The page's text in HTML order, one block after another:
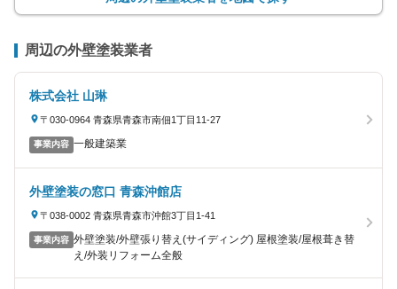
周辺の外壁塗装業者
株式会社 山琳
〒030-0964 青森県青森市南佃1丁目11-27
事業内容 一般建築業
外壁塗装の窓口 青森沖館店
〒038-0002 青森県青森市沖館3丁目1-41
事業内容 外壁塗装/外壁張り替え(サイディング) 屋根塗装/屋根葺き替
え/外装リフォーム全般